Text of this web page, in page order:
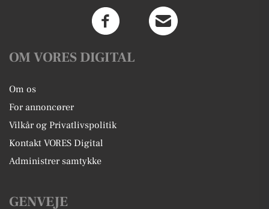
OM VORES DIGITAL
Om os
For annoncører
Vilkår og Privatlivspolitik
Kontakt VORES Digital
Administrer samtykke
GENVEJE